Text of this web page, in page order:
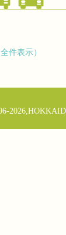
件表示）